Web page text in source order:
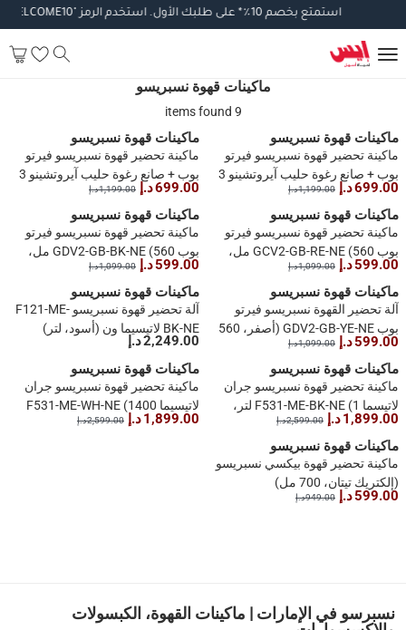
استمتع بخصم10 ٪*على طلبك الأول.استخدم الرمز"WELCOME10".
ماكينات قهوة نسبريسو
9 items found
ماكينات قهوة نسبريسو
ماكينة تحضير قهوة نسبريسو فيرتو
بوب + صانع رغوة حليب آيروتشينو 3
1400 واط)
699.00 د.إ 1,199.00 د.إ
ماكينات قهوة نسبريسو
ماكينة تحضير قهوة نسبريسو فيرتو
بوب + صانع رغوة حليب آيروتشينو 3
موديل GCV2-RE-3694-BK (750
مل، 1400 واط)
699.00 د.إ 1,199.00 د.إ
ماكينات قهوة نسبريسو
ماكينة تحضير قهوة نسبريسو فيرتو
بوب GCV2-GB-RE-NE (560 مل،
1350 واط)
599.00 د.إ 1,099.00 د.إ
ماكينات قهوة نسبريسو
ماكينة تحضير قهوة نسبريسو فيرتو
بوب GDV2-GB-BK-NE (560 مل،
1500 واط)
599.00 د.إ 1,099.00 د.إ
ماكينات قهوة نسبريسو
آلة تحضير القهوة نسبريسو فيرتو
بوب GDV2-GB-YE-NE (أصفر، 560
مل)
599.00 د.إ 1,099.00 د.إ
ماكينات قهوة نسبريسو
آلة تحضير قهوة نسبريسو F121-ME-
BK-NE لاتيسيما ون (أسود، لتر)
2,249.00 د.إ
ماكينات قهوة نسبريسو
ماكينة تحضير قهوة نسبريسو جران
لاتيسما F531-ME-BK-NE (1 لتر،
1400 واط)
1,899.00 د.إ 2,599.00 د.إ
ماكينات قهوة نسبريسو
ماكينة تحضير قهوة نسبريسو جران
لاتيسيما F531-ME-WH-NE (1400
واط، 1.3 لتر)
1,899.00 د.إ 2,599.00 د.إ
ماكينات قهوة نسبريسو
ماكينة تحضير قهوة بيكسي نسبريسو
(إلكتريك تيتان، 700 مل)
599.00 د.إ 949.00 د.إ
نسبرسو في الإمارات | ماكينات القهوة، الكبسولات